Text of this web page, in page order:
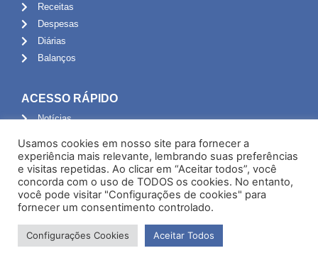
Receitas
Despesas
Diárias
Balanços
ACESSO RÁPIDO
Notícias
FUNDEB
Chamamento Público
ADMINISTRAÇÃO
Portal do Servidor
Webmail
Usamos cookies em nosso site para fornecer a
experiência mais relevante, lembrando suas preferências
e visitas repetidas. Ao clicar em “Aceitar todos”, você
concorda com o uso de TODOS os cookies. No entanto,
você pode visitar "Configurações de cookies" para
fornecer um consentimento controlado.
Configurações Cookies Aceitar Todos